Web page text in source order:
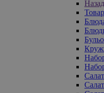
Назад